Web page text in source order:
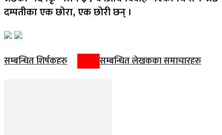
दम्पतीका एक छोरा, एक छोरी छन् ।
सम्बन्धित शिर्षकहरु सम्बन्धित लेखकका समाचारहरु